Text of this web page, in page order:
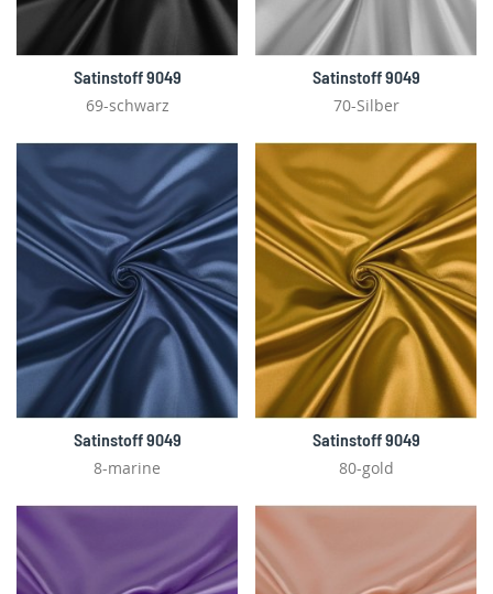
Satinstoff 9049
69-schwarz
Satinstoff 9049
70-Silber
Satinstoff 9049
8-marine
Satinstoff 9049
80-gold